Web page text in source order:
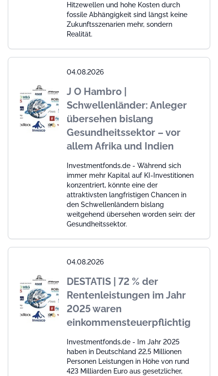
Hitzewellen und hohe Kosten durch
fossile Abhängigkeit sind längst keine
Zukunftsszenarien mehr, sondern
Realität.
04.08.2026
J O Hambro |
Schwellenländer: Anleger
übersehen bislang
Gesundheitssektor – vor
allem Afrika und Indien
Investmentfonds.de - Während sich
immer mehr Kapital auf KI-Investitionen
konzentriert, könnte eine der
attraktivsten langfristigen Chancen in
den Schwellenländern bislang
weitgehend übersehen worden sein: der
Gesundheitssektor.
04.08.2026
DESTATIS | 72 % der
Rentenleistungen im Jahr
2025 waren
einkommensteuerpflichtig
Investmentfonds.de - Im Jahr 2025
haben in Deutschland 22,5 Millionen
Personen Leistungen in Höhe von rund
423 Milliarden Euro aus gesetzlicher,